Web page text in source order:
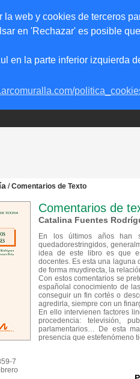
web y cookies de terceros
en 'Rechazar' es posible que
en la parte inferior izquierda
/Comentarios de Texto
7
Comentarios de
Catalina Fuentes
En los últimos años han
quedadorestringidos,
idea de este libro es que
docentes. Es esta una laguna
de forma muydirecta, la
Con estos comentarios se
españolal conocimiento de
conseguir un fin cortés o
agredirla, siempre con un
En ello intervienen factores
procedencia: televisión,
parlamentarios… De esta
presencia que estefenómeno